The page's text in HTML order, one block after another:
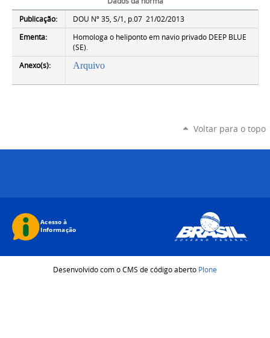
Publicação:
DOU Nº 35, S/1, p.07 21/02/2013
Ementa:
Homologa o heliponto em navio privado DEEP BLUE
(SE).
Anexo(s):
Arquivo
Voltar para o topo
Desenvolvido com o CMS de código aberto Plone